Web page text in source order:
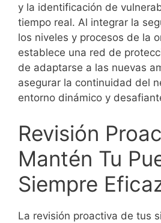
y la identificación de
tiempo real. Al integrar la
los niveles y procesos de la
establece una red de
de adaptarse a las nuevas
asegurar la continuidad del
entorno dinámico y
Revisión
Mantén Tu
Siempre
La revisión proactiva de tus